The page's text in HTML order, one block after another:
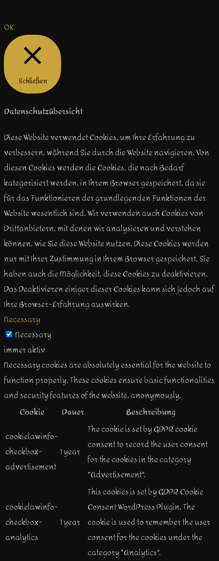
OK
Schließen
Datenschutzübersicht
Diese Website verwendet Cookies, um Ihre Erfahrung zu
verbessern, während Sie durch die Website navigieren. Von
diesen Cookies werden die Cookies, die nach Bedarf
kategorisiert werden, in Ihrem Browser gespeichert, da sie
für das Funktionieren der grundlegenden Funktionen der
Website wesentlich sind. Wir verwenden auch Cookies von
Drittanbietern, mit denen wir analysieren und verstehen
können, wie Sie diese Website nutzen. Diese Cookies werden
nur mit Ihrer Zustimmung in Ihrem Browser gespeichert. Sie
haben auch die Möglichkeit, diese Cookies zu deaktivieren.
Das Deaktivieren einiger dieser Cookies kann sich jedoch auf
Ihre Browser-Erfahrung auswirken.
Necessary
Necessary
immer aktiv
Necessary cookies are absolutely essential for the website to
function properly. These cookies ensure basic functionalities
and security features of the website, anonymously.
Cookie
Dauer
Beschreibung
cookielawinfo-
checkbox-
advertisement
1 year
The cookie is set by GDPR cookie
consent to record the user consent
for the cookies in the category
"Advertisement".
cookielawinfo-
checkbox-
analytics
1 year
This cookies is set by GDPR Cookie
Consent WordPress Plugin. The
cookie is used to remember the user
consent for the cookies under the
category "Analytics".